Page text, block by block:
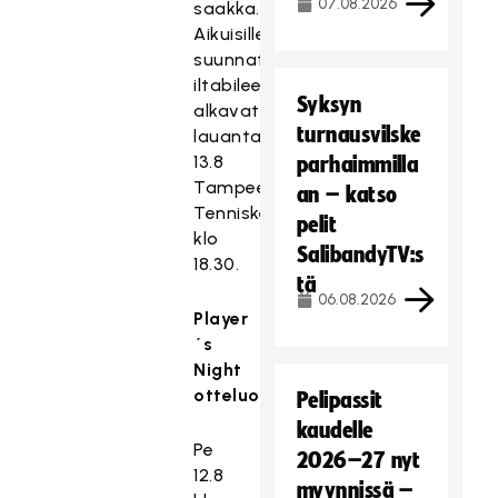
saakka.
Aikuisille
suunnatut
iltabileet
alkavat
lauantaina
13.8
Tampeen
Tenniskeskuksella
klo
18.30.
Player
´s
Night
otteluohjelma:
Pe
12.8
07.08.2026
Syksyn
turnausvilske
parhaimmilla
an – katso
pelit
SalibandyTV:s
tä
06.08.2026
Pelipassit
kaudelle
2026–27 nyt
myynnissä –